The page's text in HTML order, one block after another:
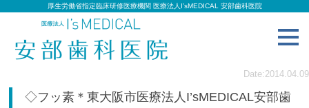
厚生労働省指定臨床研修医療機関 医療法人I’sMEDICAL 安部歯科医院
Date:2014.04.09
◇フッ素＊東大阪市医療法人I’sMEDICAL安部歯